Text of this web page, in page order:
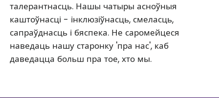
талерантнасць. Нашы чатыры асноўныя
каштоўнасці - інклюзіўнасць, смеласць,
сапраўднасць і бяспека. Не саромейцеся
наведаць нашу старонку 'пра нас', каб
даведацца больш пра тое, хто мы.